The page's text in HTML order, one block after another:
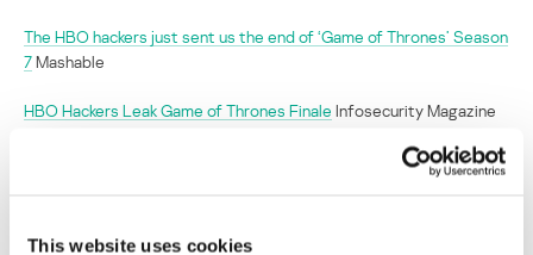
This website uses cookies
The HBO hackers just sent us the end of ‘Game of Thrones’ Season
7Mashable
HBO Hackers Leak Game of Thrones Finale Infosecurity Magazine